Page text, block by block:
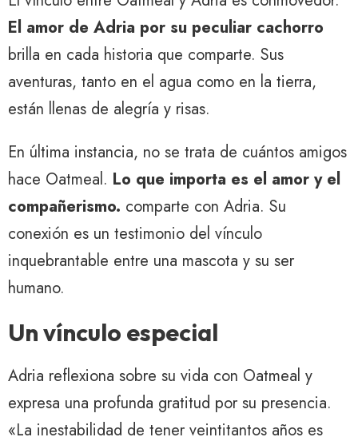
El amor de Adria por su peculiar cachorro
brilla en cada historia que comparte. Sus
aventuras, tanto en el agua como en la tierra,
están llenas de alegría y risas.
En última instancia, no se trata de cuántos amigos
hace Oatmeal. Lo que importa es el amor y el
compañerismo. comparte con Adria. Su
conexión es un testimonio del vínculo
inquebrantable entre una mascota y su ser
humano.
Un vínculo especial
Adria reflexiona sobre su vida con Oatmeal y
expresa una profunda gratitud por su presencia.
«La inestabilidad de tener veintitantos años es